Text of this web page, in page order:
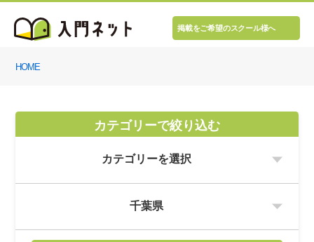
掲載をご希望のスクール様へ
HOME
カテゴリーで絞り込む